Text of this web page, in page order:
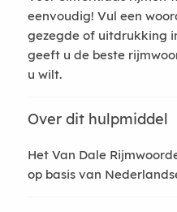
eenvoudig! Vul een
gezegde of uitdrukking
geeft u de beste
u wilt.
Over dit hulpmiddel
Het Van Dale
op basis van